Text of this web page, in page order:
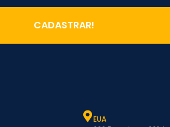
CADASTRAR!
EUA